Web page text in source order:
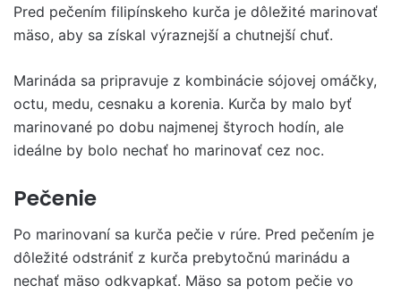
Pred pečením filipínskeho kurča je dôležité marinovať
mäso, aby sa získal výraznejší a chutnejší chuť.
Marináda sa pripravuje z kombinácie sójovej omáčky,
octu, medu, cesnaku a korenia. Kurča by malo byť
marinované po dobu najmenej štyroch hodín, ale
ideálne by bolo nechať ho marinovať cez noc.
Pečenie
Po marinovaní sa kurča pečie v rúre. Pred pečením je
dôležité odstrániť z kurča prebytočnú marinádu a
nechať mäso odkvapkať. Mäso sa potom pečie vo